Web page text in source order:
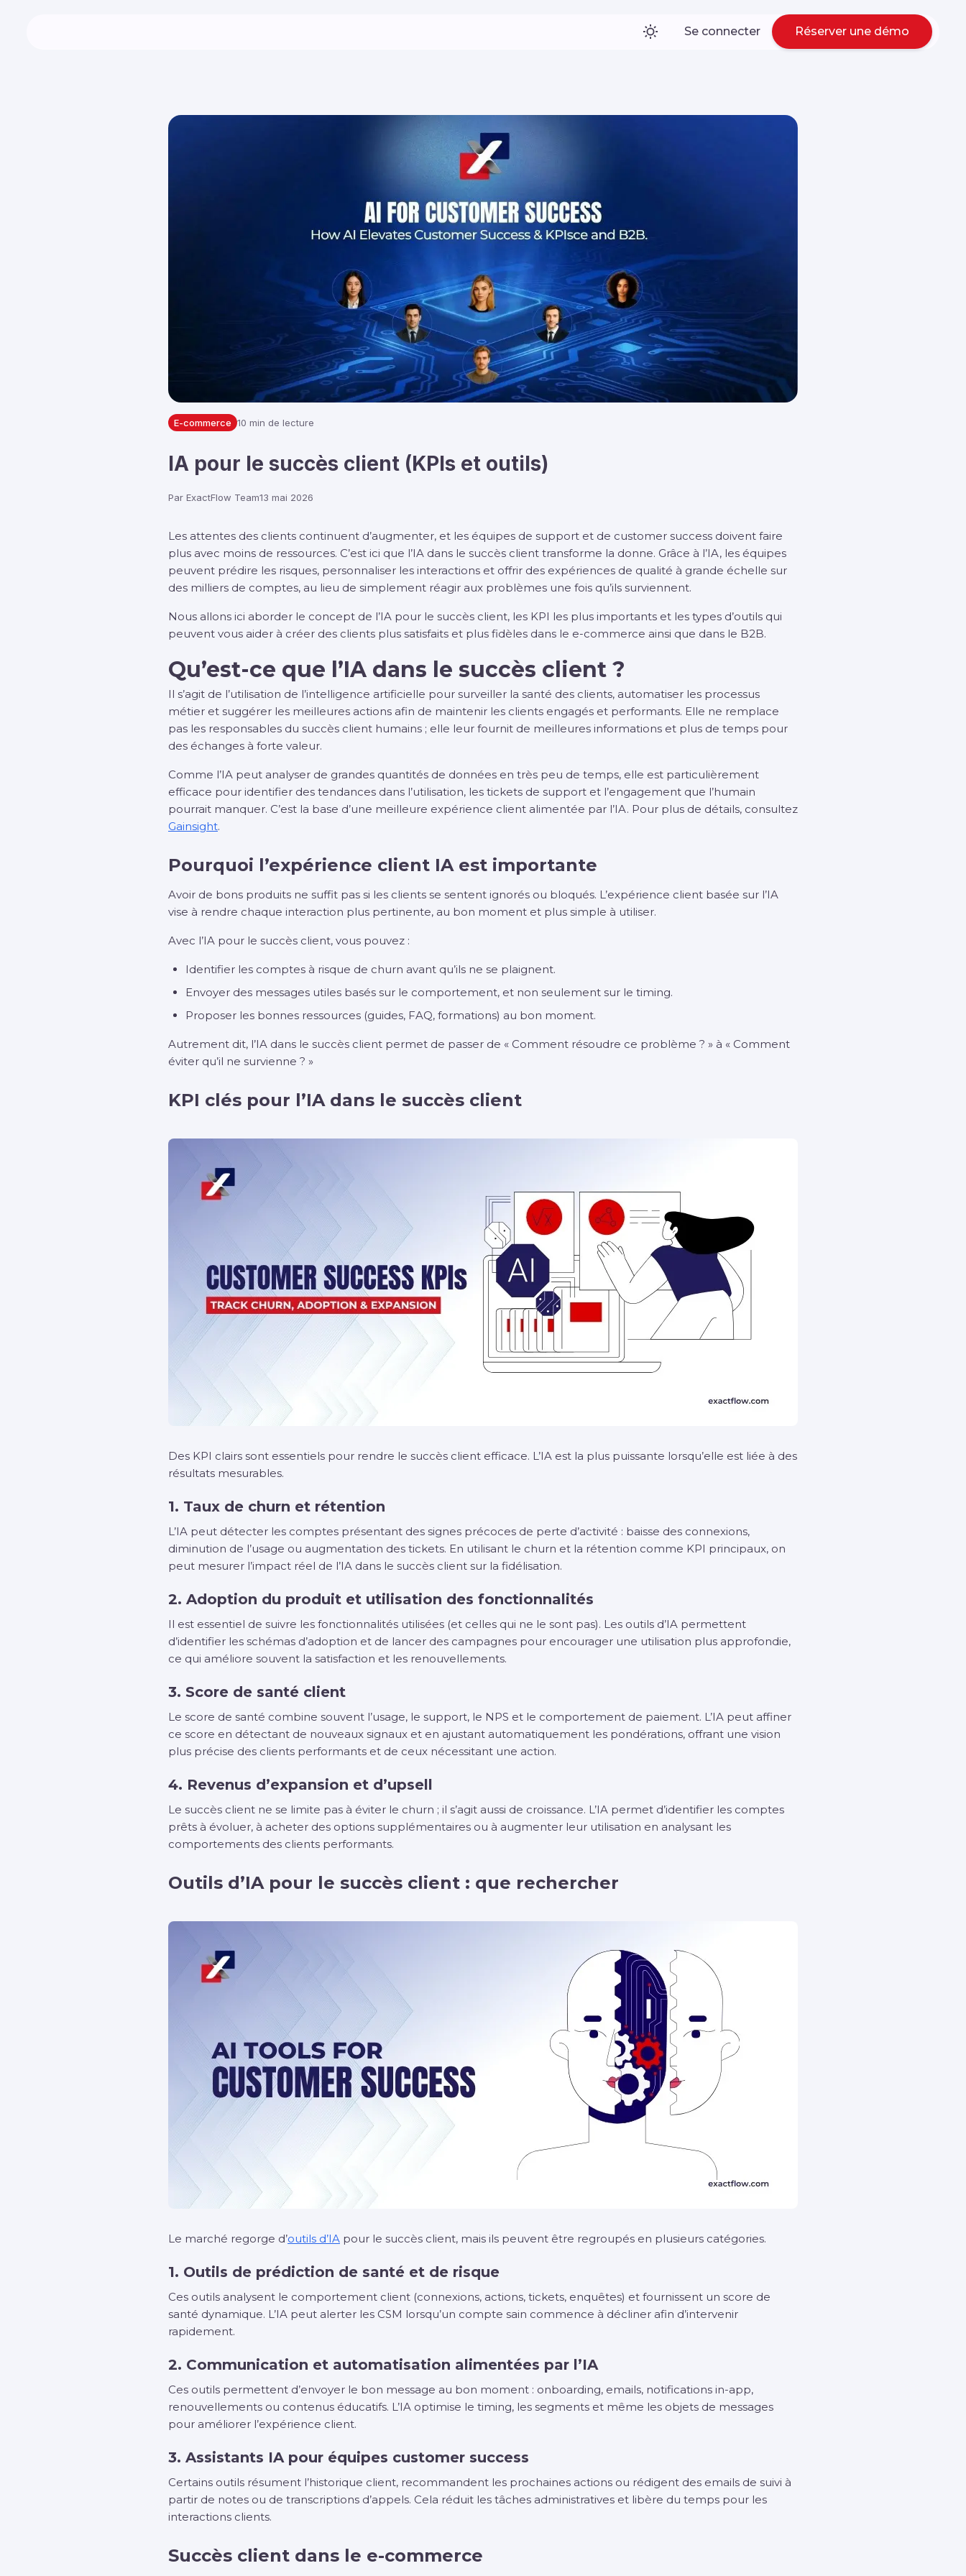
Se connecter Réserver une démo
E-commerce 10 min de lecture
IA pour le succès client (KPIs et outils)
Par ExactFlow Team13 mai 2026
Les attentes des clients continuent d’augmenter, et les équipes de support et de customer success doivent faire
plus avec moins de ressources. C’est ici que l’IA dans le succès client transforme la donne. Grâce à l’IA, les équipes
peuvent prédire les risques, personnaliser les interactions et offrir des expériences de qualité à grande échelle sur
des milliers de comptes, au lieu de simplement réagir aux problèmes une fois qu’ils surviennent.
Nous allons ici aborder le concept de l’IA pour le succès client, les KPI les plus importants et les types d’outils qui
peuvent vous aider à créer des clients plus satisfaits et plus fidèles dans le e-commerce ainsi que dans le B2B.
Qu’est-ce que l’IA dans le succès client ?
Il s’agit de l’utilisation de l’intelligence artificielle pour surveiller la santé des clients, automatiser les processus
métier et suggérer les meilleures actions afin de maintenir les clients engagés et performants. Elle ne remplace
pas les responsables du succès client humains ; elle leur fournit de meilleures informations et plus de temps pour
des échanges à forte valeur.
Comme l’IA peut analyser de grandes quantités de données en très peu de temps, elle est particulièrement
efficace pour identifier des tendances dans l’utilisation, les tickets de support et l’engagement que l’humain
pourrait manquer. C’est la base d’une meilleure expérience client alimentée par l’IA. Pour plus de détails, consultez
Gainsight.
Pourquoi l’expérience client IA est importante
Avoir de bons produits ne suffit pas si les clients se sentent ignorés ou bloqués. L’expérience client basée sur l’IA
vise à rendre chaque interaction plus pertinente, au bon moment et plus simple à utiliser.
Avec l’IA pour le succès client, vous pouvez :
Identifier les comptes à risque de churn avant qu’ils ne se plaignent.
Envoyer des messages utiles basés sur le comportement, et non seulement sur le timing.
Proposer les bonnes ressources (guides, FAQ, formations) au bon moment.
Autrement dit, l’IA dans le succès client permet de passer de « Comment résoudre ce problème ? » à « Comment
éviter qu’il ne survienne ? »
KPI clés pour l’IA dans le succès client
Des KPI clairs sont essentiels pour rendre le succès client efficace. L’IA est la plus puissante lorsqu’elle est liée à des
résultats mesurables.
1. Taux de churn et rétention
L’IA peut détecter les comptes présentant des signes précoces de perte d’activité : baisse des connexions,
diminution de l’usage ou augmentation des tickets. En utilisant le churn et la rétention comme KPI principaux, on
peut mesurer l’impact réel de l’IA dans le succès client sur la fidélisation.
2. Adoption du produit et utilisation des fonctionnalités
Il est essentiel de suivre les fonctionnalités utilisées (et celles qui ne le sont pas). Les outils d’IA permettent
d’identifier les schémas d’adoption et de lancer des campagnes pour encourager une utilisation plus approfondie,
ce qui améliore souvent la satisfaction et les renouvellements.
3. Score de santé client
Le score de santé combine souvent l’usage, le support, le NPS et le comportement de paiement. L’IA peut affiner
ce score en détectant de nouveaux signaux et en ajustant automatiquement les pondérations, offrant une vision
plus précise des clients performants et de ceux nécessitant une action.
4. Revenus d’expansion et d’upsell
Le succès client ne se limite pas à éviter le churn ; il s’agit aussi de croissance. L’IA permet d’identifier les comptes
prêts à évoluer, à acheter des options supplémentaires ou à augmenter leur utilisation en analysant les
comportements des clients performants.
Outils d’IA pour le succès client : que rechercher
Le marché regorge d’outils d’IA pour le succès client, mais ils peuvent être regroupés en plusieurs catégories.
1. Outils de prédiction de santé et de risque
Ces outils analysent le comportement client (connexions, actions, tickets, enquêtes) et fournissent un score de
santé dynamique. L’IA peut alerter les CSM lorsqu’un compte sain commence à décliner afin d’intervenir
rapidement.
2. Communication et automatisation alimentées par l’IA
Ces outils permettent d’envoyer le bon message au bon moment : onboarding, emails, notifications in-app,
renouvellements ou contenus éducatifs. L’IA optimise le timing, les segments et même les objets de messages
pour améliorer l’expérience client.
3. Assistants IA pour équipes customer success
Certains outils résument l’historique client, recommandent les prochaines actions ou rédigent des emails de suivi à
partir de notes ou de transcriptions d’appels. Cela réduit les tâches administratives et libère du temps pour les
interactions clients.
Succès client dans le e-commerce